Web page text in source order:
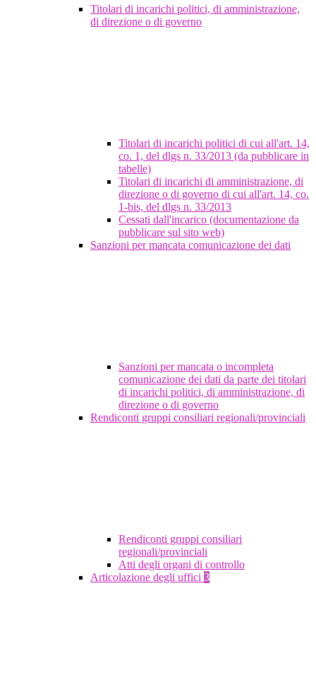
Titolari di incarichi politici, di amministrazione,
di direzione o di governo
Titolari di incarichi politici di cui all'art. 14,
co. 1, del dlgs n. 33/2013 (da pubblicare in
tabelle)
Titolari di incarichi di amministrazione, di
direzione o di governo di cui all'art. 14, co.
1-bis, del dlgs n. 33/2013
Cessati dall'incarico (documentazione da
pubblicare sul sito web)
Sanzioni per mancata comunicazione dei dati
Sanzioni per mancata o incompleta
comunicazione dei dati da parte dei titolari
di incarichi politici, di amministrazione, di
direzione o di governo
Rendiconti gruppi consiliari regionali/provinciali
Rendiconti gruppi consiliari
regionali/provinciali
Atti degli organi di controllo
Articolazione degli uffici 3